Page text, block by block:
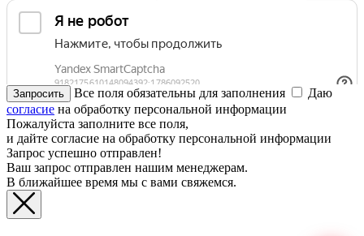
Все поля обязательны для заполнения
Даю
согласие на обработку персональной информации
Пожалуйста заполните все поля,
и дайте согласие на обработку персональной информации
Запрос успешно отправлен!
Ваш запрос отправлен нашим менеджерам.
В ближайшее время мы с вами свяжемся.